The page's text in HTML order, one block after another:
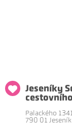
Jeseníky
Palackého
790 01 Jeseník